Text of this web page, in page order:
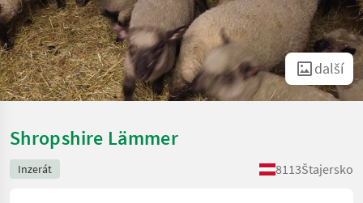
další
Shropshire Lämmer
Inzerát 8113Štajersko